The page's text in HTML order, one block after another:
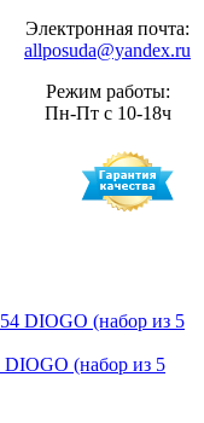
Электронная почта:
allposuda@yandex.ru
Режим работы:
Пн-Пт с 10-18ч
(набор из 5